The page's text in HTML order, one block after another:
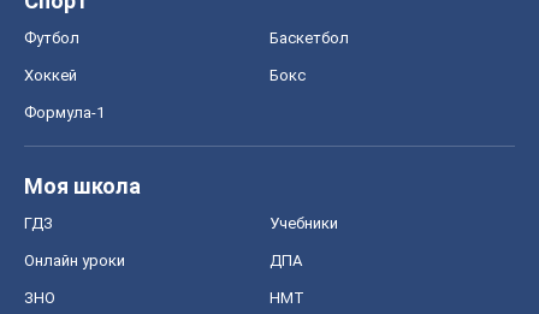
Футбол Баскетбол
Хоккей Бокс
Формула-1
Моя школа
ГДЗ Учебники
Онлайн уроки ДПА
ЗНО НМТ